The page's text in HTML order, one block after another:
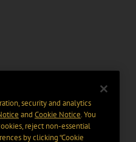
security and analytics
and Cookie Notice. You
reject non-essential
by clicking “Cookie